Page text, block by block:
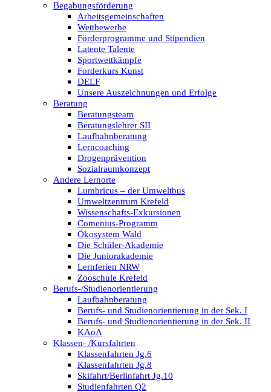
Begabungsförderung
Arbeitsgemeinschaften
Wettbewerbe
Förderprogramme und Stipendien
Latente Talente
Sportwettkämpfe
Forderkurs Kunst
DELF
Unsere Auszeichnungen und Erfolge
Beratung
Beratungsteam
Beratungslehrer SII
Laufbahnberatung
Lerncoaching
Drogenprävention
Sozialraumkonzept
Andere Lernorte
Lumbricus – der Umweltbus
Umweltzentrum Krefeld
Wissenschafts-Exkursionen
Comenius-Programm
Ökosystem Wald
Die Schüler-Akademie
Die Juniorakademie
Lernferien NRW
Zooschule Krefeld
Berufs-/Studienorientierung
Laufbahnberatung
Berufs- und Studienorientierung in der Sek. I
Berufs- und Studienorientierung in der Sek. II
KAoA
Klassen- /Kursfahrten
Klassenfahrten Jg.6
Klassenfahrten Jg.8
Skifahrt/Berlinfahrt Jg.10
Studienfahrten Q2